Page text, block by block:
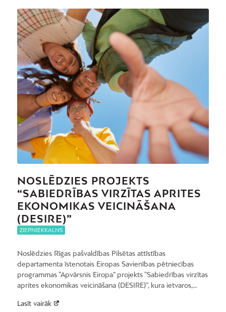
NOSLĒDZIES PROJEKTS
“SABIEDRĪBAS VIRZĪTAS APRITES
EKONOMIKAS VEICINĀŠANA
(DESIRE)”
ZIEPNIEKKALNS
Noslēdzies Rīgas pašvaldības Pilsētas attīstības
departamenta īstenotais Eiropas Savienības pētniecības
programmas “Apvārsnis Eiropa” projekts “Sabiedrības virzītas
aprites ekonomikas veicināšana (DESIRE)”, kura ietvaros,…
Lasīt vairāk